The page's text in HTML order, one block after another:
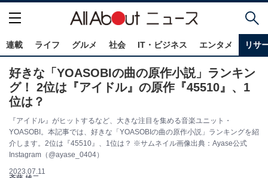
連載 ライフ グルメ 社会 IT・ビジネス エンタメ リサ
好きな「YOASOBIの曲の原作小説」ランキン
グ！ 2位は『アイドル』の原作『45510』、1
位は？
『アイドル』がヒットするなど、大きな注目を集める音楽ユニット・
YOASOBI。本記事では、好きな「YOASOBIの曲の原作小説」ランキングを紹
介します。2位は『45510』、1位は？ ※サムネイル画像出典：Ayase公式
Instagram（@ayase_0404）
2023.07.11